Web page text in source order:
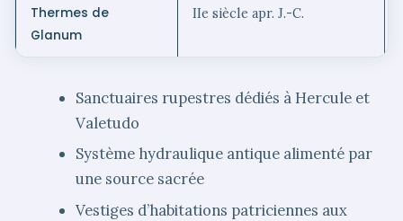
Thermes de
Glanum
IIe siècle apr. J.-C.
Sanctuaires rupestres dédiés à Hercule et
Valetudo
Système hydraulique antique alimenté par
une source sacrée
Vestiges d’habitations patriciennes aux